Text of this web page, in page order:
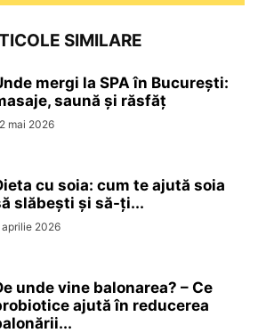
SIMILARE
mergi la SPA în București:
saună și răsfăț
mai 2026
cu soia: cum te ajută soia
slăbești și să-ți...
aprilie 2026
unde vine balonarea? – Ce
ajută în reducerea